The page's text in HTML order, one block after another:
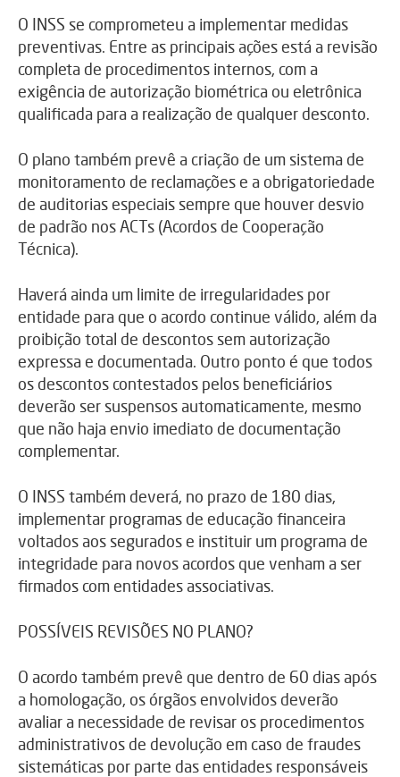
O INSS se comprometeu a implementar medidas
preventivas. Entre as principais ações está a revisão
completa de procedimentos internos, com a
exigência de autorização biométrica ou eletrônica
qualificada para a realização de qualquer desconto.
O plano também prevê a criação de um sistema de
monitoramento de reclamações e a obrigatoriedade
de auditorias especiais sempre que houver desvio
de padrão nos ACTs (Acordos de Cooperação
Técnica).
Haverá ainda um limite de irregularidades por
entidade para que o acordo continue válido, além da
proibição total de descontos sem autorização
expressa e documentada. Outro ponto é que todos
os descontos contestados pelos beneficiários
deverão ser suspensos automaticamente, mesmo
que não haja envio imediato de documentação
complementar.
O INSS também deverá, no prazo de 180 dias,
implementar programas de educação financeira
voltados aos segurados e instituir um programa de
integridade para novos acordos que venham a ser
firmados com entidades associativas.
POSSÍVEIS REVISÕES NO PLANO?
O acordo também prevê que dentro de 60 dias após
a homologação, os órgãos envolvidos deverão
avaliar a necessidade de revisar os procedimentos
administrativos de devolução em caso de fraudes
sistemáticas por parte das entidades responsáveis